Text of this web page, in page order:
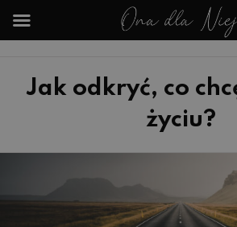
Jak odkryć, co
życiu?